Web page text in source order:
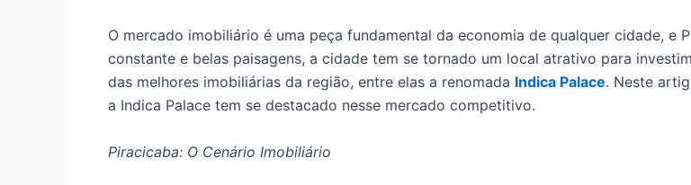
O mercado imobiliário é uma peça fundamental da economia de qualquer cidade, e
constante e belas paisagens, a cidade tem se tornado um local atrativo para
das melhores imobiliárias da região, entre elas a renomada Indica Palace. Neste
a Indica Palace tem se destacado nesse mercado competitivo.
Piracicaba: O Cenário Imobiliário